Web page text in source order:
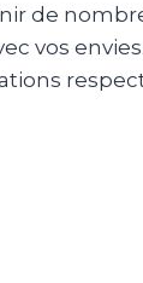
de
vos